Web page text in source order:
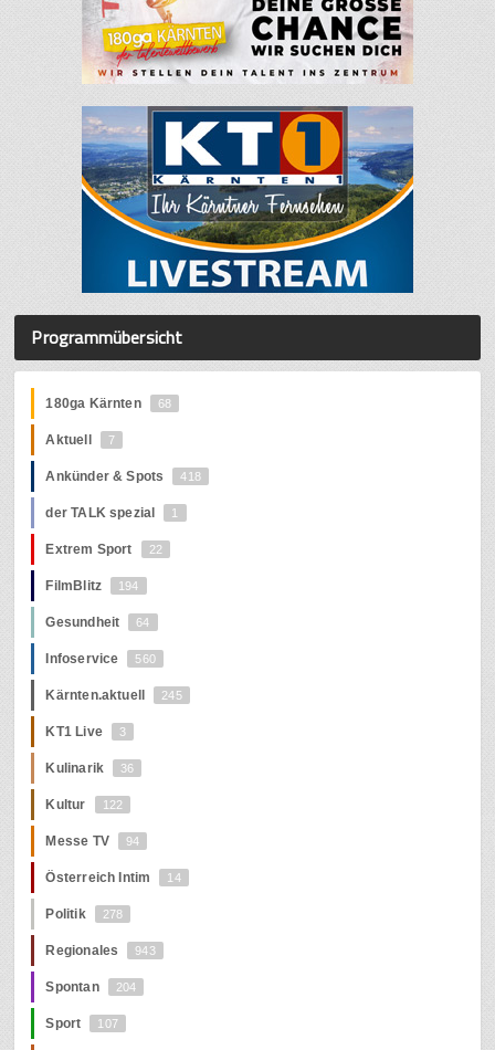
Programmübersicht
180ga Kärnten 68
Aktuell 7
Ankünder & Spots 418
der TALK spezial 1
Extrem Sport 22
FilmBlitz 194
Gesundheit 64
Infoservice 560
Kärnten.aktuell 245
KT1 Live 3
Kulinarik 36
Kultur 122
Messe TV 94
Österreich Intim 14
Politik 278
Regionales 943
Spontan 204
Sport 107